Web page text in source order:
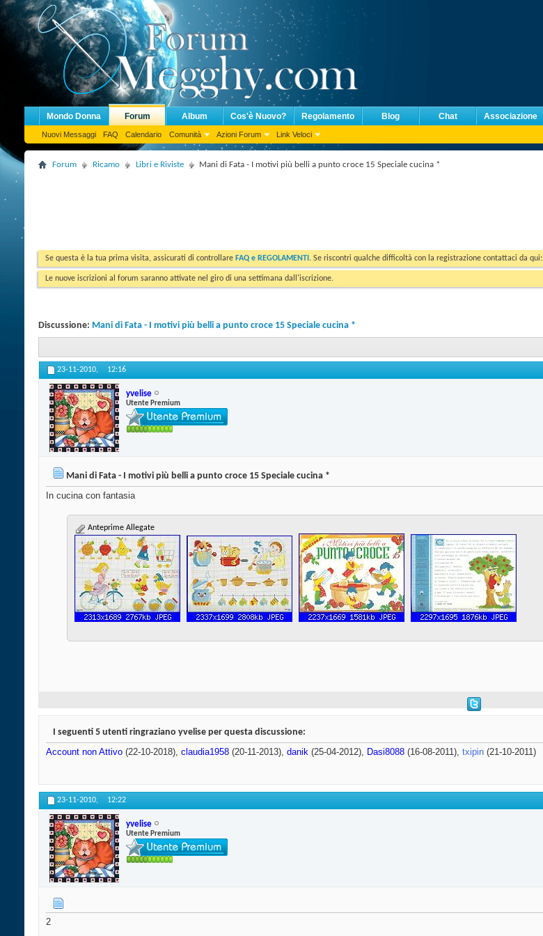
Mondo Donna Forum
Nuovi Messaggi FAQ Calendario Comunità Azioni Forum Link Veloci
Album Cos'è Nuovo? Regolamento Blog Chat Associazione
Forum Ricamo Libri e Riviste Mani di Fata - I motivi più belli a punto croce 15 Speciale cucina *
Se questa è la tua prima visita, assicurati di controllare FAQ e REGOLAMENTI . Se riscontri qualche difficoltà con la registrazione contattaci da qui:
Le nuove iscrizioni al forum saranno attivate nel giro di una settimana dall'iscrizione.
Discussione: Mani di Fata - I motivi più belli a punto croce 15 Speciale cucina *
23-11-2010, 12:16
yvelise
Utente Premium
Mani di Fata - I motivi più belli a punto croce 15 Speciale cucina *
In cucina con fantasia
Anteprime Allegate
I seguenti 5 utenti ringraziano yvelise per questa discussione:
Account non Attivo (22-10-2018), claudia1958 (20-11-2013), danik (25-04-2012), Dasi8088 (16-08-2011), txipin (21-10-2011)
23-11-2010, 12:22
yvelise
Utente Premium
2